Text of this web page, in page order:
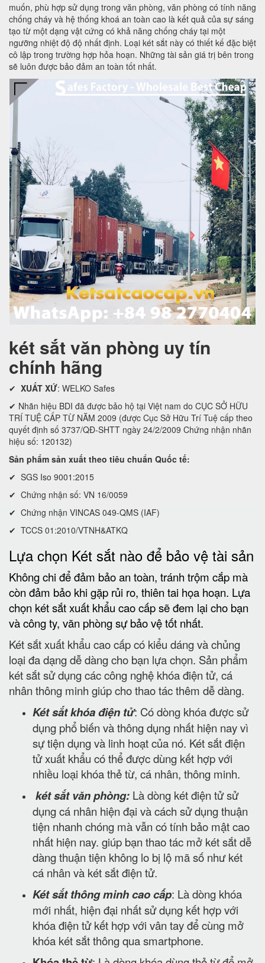
muốn, phù hợp sử dụng trong văn phòng, văn phòng có tính năng
chống cháy và hệ thống khoá an toàn cao là kết quả của sự sáng
tạo từ một dạng vật cứng có khả năng chống cháy tại một
ngưỡng nhiệt độ độ nhất định. Loại két sắt này có thiết kế đặc biệt
cô lập trong trường hợp hỏa hoạn. Những tài sản giá trị bên trong
sẽ luôn được bảo đảm an toàn tốt nhất.
két sắt văn phòng uy tín
chính hãng
✔ XUẤT XỨ: WELKO Safes
✔ Nhãn hiệu BDI đã được bảo hộ tại Việt nam do CỤC SỞ HỮU
TRÍ TUỆ CẤP TỪ NĂM 2009 (được Cục Sở Hữu Trí Tuệ cấp theo
quyết định số 3737/QĐ-SHTT ngày 24/2/2009 Chứng nhận nhãn
hiệu số: 120132)
Sản phẩm sản xuất theo tiêu chuẩn Quốc tế:
✔ SGS Iso 9001:2015
✔ Chứng nhận số: VN 16/0059
✔ Chứng nhận VINCAS 049-QMS (IAF)
✔ TCCS 01:2010/VTNH&ATKQ
Lựa chọn Két sắt nào để bảo vệ tài sản
Không chi để đảm bảo an toàn, tránh trộm cắp mà
còn đảm bảo khi gặp rủi ro, thiên tai họa hoạn. Lựa
chọn két sắt xuất khẩu cao cấp sẽ đem lại cho bạn
và công ty, văn phòng sự bảo vệ tốt nhất.
Két sắt xuất khẩu cao cấp có kiểu dáng và chủng
loại đa dạng dễ dàng cho bạn lựa chọn. Sản phẩm
két sắt sử dụng các công nghệ khóa điện tử, cá
nhân thông minh giúp cho thao tác thêm dễ dàng.
Két sắt khóa điện tử: Có dòng khóa được sử
dụng phổ biến và thông dụng nhất hiện nay vì
sự tiện dụng và linh hoạt của nó. Két sắt điện
tử xuất khẩu có thể được dùng kết hợp với
nhiều loại khóa thẻ từ, cá nhân, thông minh.
két sắt văn phòng: Là dòng két điện tử sử
dụng cá nhân hiện đại và cách sử dụng thuận
tiện nhanh chóng mà vẫn có tính bảo mật cao
nhất hiện nay. giúp bạn thao tác mở két sắt dễ
dàng thuận tiện không lo bị lộ mã số như két
cá nhân và két sắt điện tử.
Két sắt thông minh cao cấp: Là dòng khóa
mới nhất, hiện đại nhất sử dụng kết hợp với
khóa điện tử kết hợp với vân tay để cùng mở
khóa két sắt thông qua smartphone.